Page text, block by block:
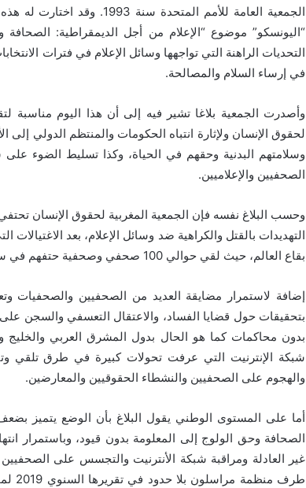
الجمعية العامة للأمم المتحدة
“اليونسكو” موضوع “الإعلام من أجل الديمقراطية: الصحافة
التحديات الراهنة التي تواجهها وسائل الإعلام في فترات
في إرساء السلام والمصالحة.
وأصدرت الجمعية بلاغا تشير فيه إلى أن هذا اليوم مناسبة
لحقوق الإنسان ولإثارة انتباه الحكومات والمنتظم الدولي إلى
وسلامتهم البدنية وحقهم في الحياة، وكذا تسليط الضوء
الصحفيين والإعلاميين.
وحسب البلاغ نفسه فإن الجمعية المغربية لحقوق الإنسان
التهديدات بالقتل والكراهية ضد وسائل الإعلام، بعد
بقاع العالم، حيث لقي حوالي 100 صحفي وصحفية حتفهم في سنة 2018، حسب منظمة اليونسكو؛
إضافة لاستمرار مضايقة العديد من الصحفيين والصحفيات
بتحقيقات حول قضايا الفساد، والاعتقال التعسفي والسجن
بدون محاكمات كما هو الحال بدول المشرق العربي والخليج
شبكة الإنترنيت التي عرفت تحولات كبيرة في طرق تلقي
والهجوم على الصحفيين والنشطاء الحقوقيين والمعارضين.
أما على المستوى الوطني يقول البلاغ بأن الوضع يتميز بضعف
الصحافة وحق الولوج إلى المعلومة بدون قيود، وباستمرار
غير العادلة ومراقبة شبكة الأنترنيت والتجسس على